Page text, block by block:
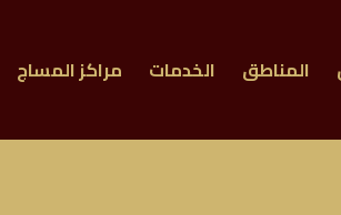
المناطق الخدمات مراكز المساج